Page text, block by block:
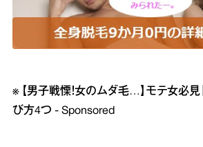
※ 【男子戦慄！女のムダ毛…】モテ女必
び方4つ - Sponsored